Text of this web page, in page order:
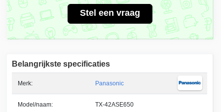
Stel een vraag
Belangrijkste specificaties
Merk: Panasonic
Model/naam: TX-42ASE650